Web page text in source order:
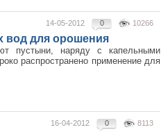
10266
0
14-05-2012
вод для орошения
пустыни, наряду с капельными
распространено применение для
8113
0
16-04-2012